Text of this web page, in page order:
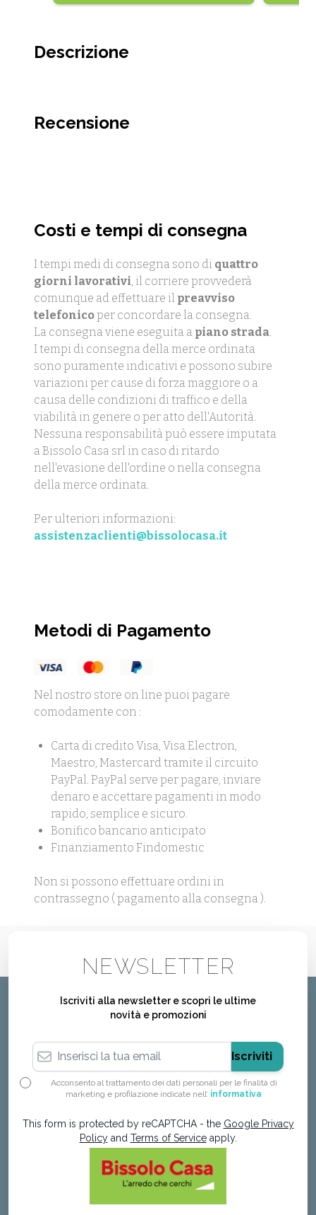
Descrizione
Recensione
Costi e tempi di consegna
I tempi medi di consegna sono di quattro
giorni lavorativi, il corriere provvederà
comunque ad effettuare il preavviso
telefonicoper concordare la consegna.
La consegna viene eseguita a piano strada.
I tempi di consegna della merce ordinata
sono puramente indicativi e possono subire
variazioni per cause di forza maggiore o a
causa delle condizioni di traffico e della
viabilità in genere o per atto dell'Autorità.
Nessuna responsabilità può essere imputata
a Bissolo Casa srl in caso di ritardo
nell'evasione dell'ordine o nella consegna
della merce ordinata.
Per ulteriori informazioni:
assistenzaclienti@bissolocasa.it
Metodi di Pagamento
Nel nostro store on line puoi pagare
comodamente con :
Carta di credito Visa, Visa Electron,
Maestro, Mastercard tramite il circuito
PayPal. PayPal serve per pagare, inviare
denaro e accettare pagamenti in modo
rapido, semplice e sicuro.
Bonifico bancario anticipato
Finanziamento Findomestic
Non si possono effettuare ordini in
contrassegno ( pagamento alla consegna ).
NEWSLETTER
Iscriviti alla newsletter e scopri le ultime
novità e promozioni
Indirizzo email
Iscriviti
Acconsento al trattamento dei dati personali per le finalità di
marketing e profilazione indicate nell’ informativa
This form is protected by reCAPTCHA - the Google Privacy
Policyand Terms of Serviceapply.